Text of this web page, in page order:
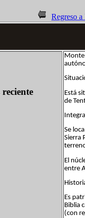
Regreso
Está
de
Se
Sierra
El
entre
Es
Biblia
(con